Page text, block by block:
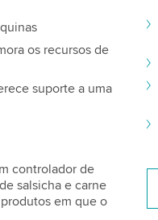
os recursos de
suporte a uma
controlador de
salsicha e carne
em que o